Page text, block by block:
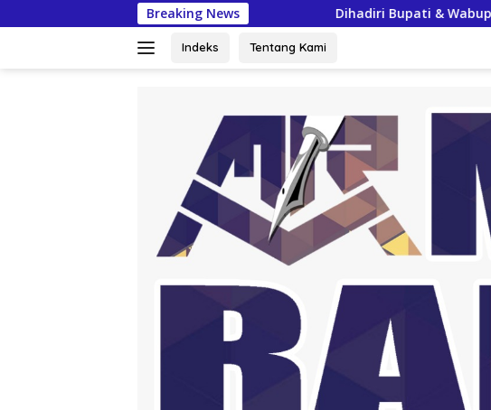
ke
Breaking News
Dihadiri Bupati & Wabup Pringsewu, Pekon
Indeks Tentang Kami